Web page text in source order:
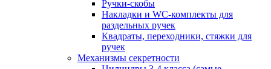
Ручки-скобы
Накладки и WC-комплекты для
раздельных ручек
Квадраты, переходники, стяжки для
ручек
Механизмы секретности